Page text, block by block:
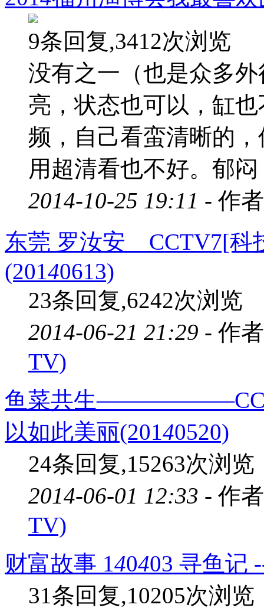
9条回复,3412次浏览
没有之一（也是众多
亮，状态也可以，缸
频，自己看蛮清晰的
用超清看也不好。郁
2014-10-25 19:11 - 作
东莞 罗汝安 CCTV7[科
(20140613)
23条回复,6242次浏览
2014-06-21 21:29 - 作
TV)
鱼菜共生
以如此美丽(20140520)
24条回复,15263次浏览
2014-06-01 12:33 - 作
TV)
财富故事 140403 寻鱼记
31条回复,10205次浏览